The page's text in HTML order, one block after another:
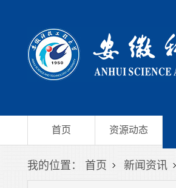
首页 资源动态
我的位置： 首页 新闻资讯